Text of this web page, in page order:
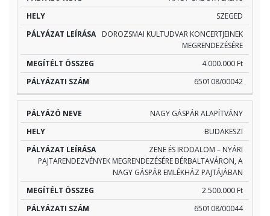
SZEGED
DOROZSMAI KULTUDVAR KONCERTJEINEK
MEGRENDEZÉSÉRE
4.000.000 Ft
650108/00042
NAGY GÁSPÁR ALAPÍTVÁNY
BUDAKESZI
ZENE ÉS IRODALOM – NYÁRI
PAJTARENDEZVÉNYEK MEGRENDEZÉSÉRE BÉRBALTAVÁRON, A
NAGY GÁSPÁR EMLÉKHÁZ PAJTÁJÁBAN
2.500.000 Ft
650108/00044